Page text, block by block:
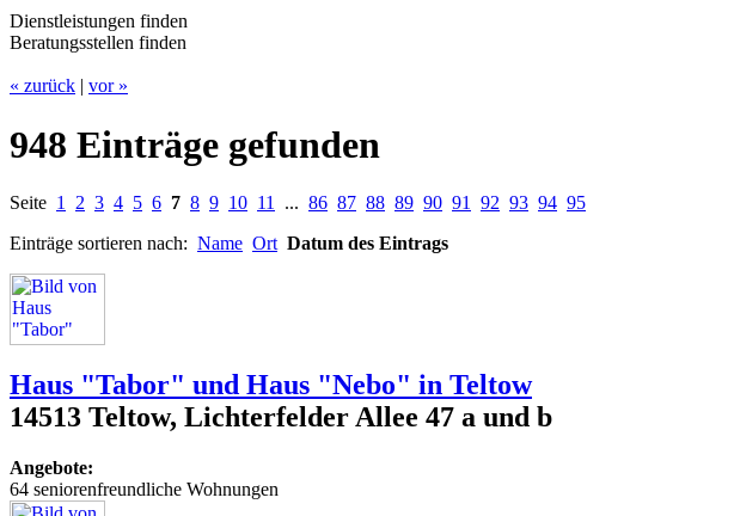
Dienstleistungen finden
Beratungsstellen finden
« zurück | vor »
948 Einträge gefunden
Seite 1 2 3 4 5 6 7 8 9 10 11 ... 86 87 88 89 90 91 92 93 94 95
Einträge sortieren nach: Name Ort Datum des Eintrags
Haus "Tabor" und Haus "Nebo" in Teltow
14513 Teltow, Lichterfelder Allee 47 a und b
Angebote:
64 seniorenfreundliche Wohnungen